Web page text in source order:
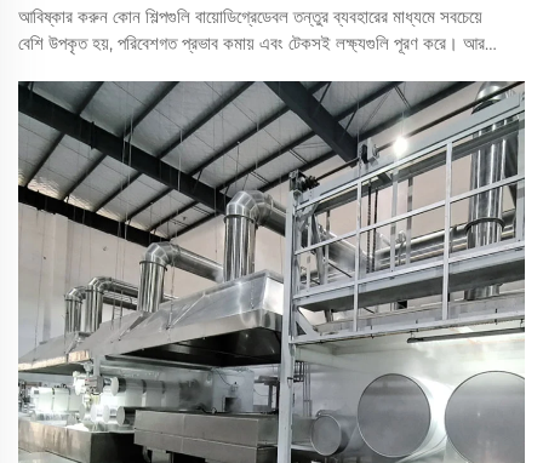
আবিষ্কার করুন কোন শিল্পগুলি বায়োডিগ্রেডেবল তন্তুর ব্যবহারের মাধ্যমে সবচেয়ে
বেশি উপকৃত হয়, পরিবেশগত প্রভাব কমায় এবং টেকসই লক্ষ্যগুলি পূরণ করে। আরও